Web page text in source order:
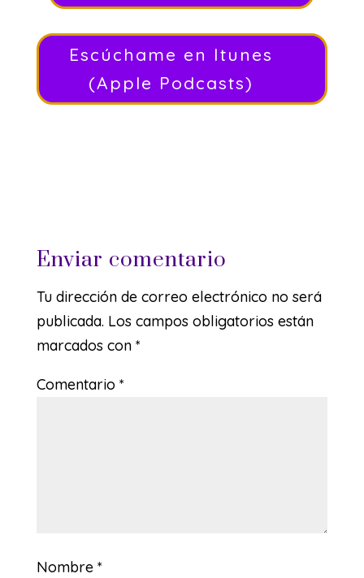
Escúchame en Itunes
(Apple Podcasts)
Enviar comentario
Tu dirección de correo electrónico no será
publicada. Los campos obligatorios están
marcados con *
Comentario *
Nombre *